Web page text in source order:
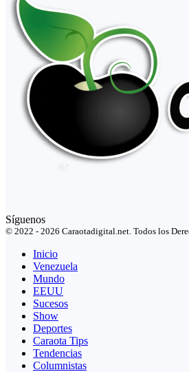
Síguenos
© 2022 - 2026 Caraotadigital.net. Todos los
Inicio
Venezuela
Mundo
EEUU
Sucesos
Show
Deportes
Caraota Tips
Tendencias
Columnistas